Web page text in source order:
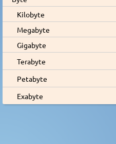
Kilobyte
Megabyte
Gigabyte
Terabyte
Petabyte
Exabyte